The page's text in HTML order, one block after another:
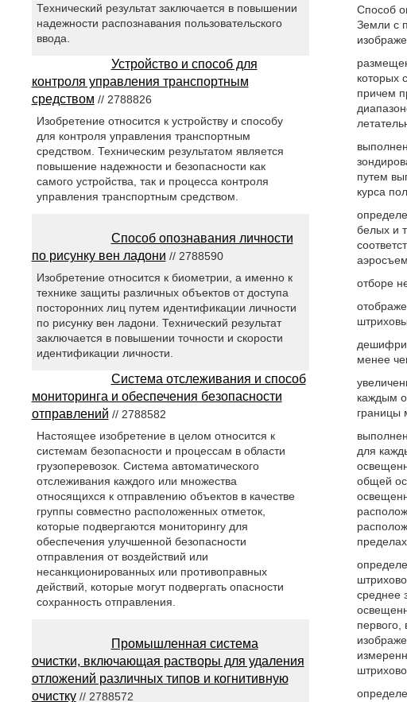
Способ
Земли с
которых
причем
путем
курса
белых и
отборе
менее
каждым
границы
для
общей
среднее
Технический результат заключается в повышении
надежности распознавания пользовательского
ввода.
Устройство и способ для
контроля управления транспортным
средством // 2788826
Изобретение относится к устройству и способу
для контроля управления транспортным
средством. Техническим результатом является
повышение надежности и безопасности как
самого устройства, так и процесса контроля
управления транспортным средством.
Способ опознавания личности
по рисунку вен ладони // 2788590
Изобретение относится к биометрии, а именно к
технике защиты различных объектов от доступа
посторонних лиц путем идентификации личности
по рисунку вен ладони. Технический результат
заключается в повышении точности и скорости
идентификации личности.
Система отслеживания и способ
мониторинга и обеспечения безопасности
отправлений // 2788582
Настоящее изобретение в целом относится к
системам безопасности и процессам в области
грузоперевозок. Система автоматического
отслеживания каждого или множества
относящихся к отправлению объектов в качестве
группы совместно расположенных отметок,
которые подвергаются мониторингу для
обеспечения улучшенной безопасности
отправления от воздействий или
несанкционированных или противоправных
действий, которые могут подвергать опасности
сохранность отправления.
Промышленная система
очистки, включающая растворы для удаления
отложений различных типов и когнитивную
очистку// 2788572